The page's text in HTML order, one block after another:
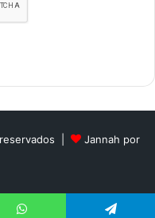
|
Jannah por